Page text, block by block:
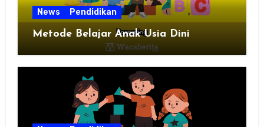
News Pendidikan
Metode Belajar Anak Usia Dini